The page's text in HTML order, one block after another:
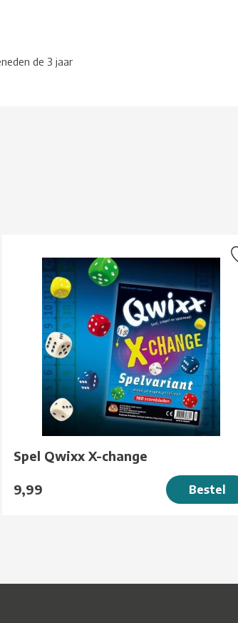
de 3 jaar
Spel Qwixx X-change
9,99 Bestel